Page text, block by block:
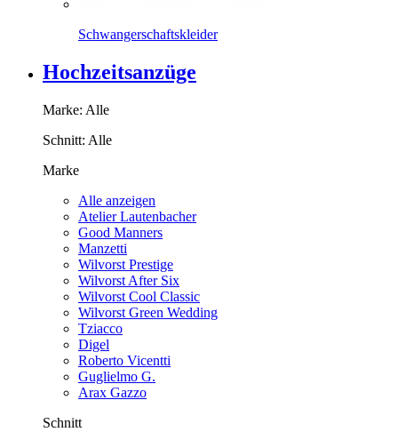
Schwangerschaftskleider
Hochzeitsanzüge
Marke: Alle
Schnitt: Alle
Marke
Alle anzeigen
Atelier Lautenbacher
Good Manners
Manzetti
Wilvorst Prestige
Wilvorst After Six
Wilvorst Cool Classic
Wilvorst Green Wedding
Tziacco
Digel
Roberto Vicentti
Guglielmo G.
Arax Gazzo
Schnitt